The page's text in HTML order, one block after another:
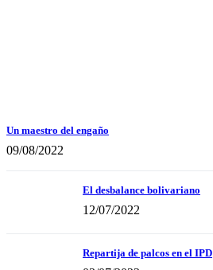
Un maestro del engaño
09/08/2022
El desbalance bolivariano
12/07/2022
Repartija de palcos en el IPD